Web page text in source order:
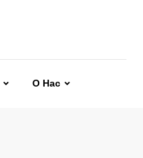
О Нас